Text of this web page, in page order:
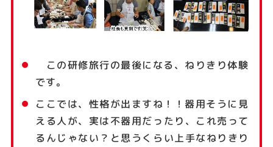
この研修旅行の最後になる、ねりきり体験
です。
ここでは、性格が出ますね！！器用そうに見
える人が、実は不器用だったり、これ売って
るんじゃない？と思うくらい上手なねりきり